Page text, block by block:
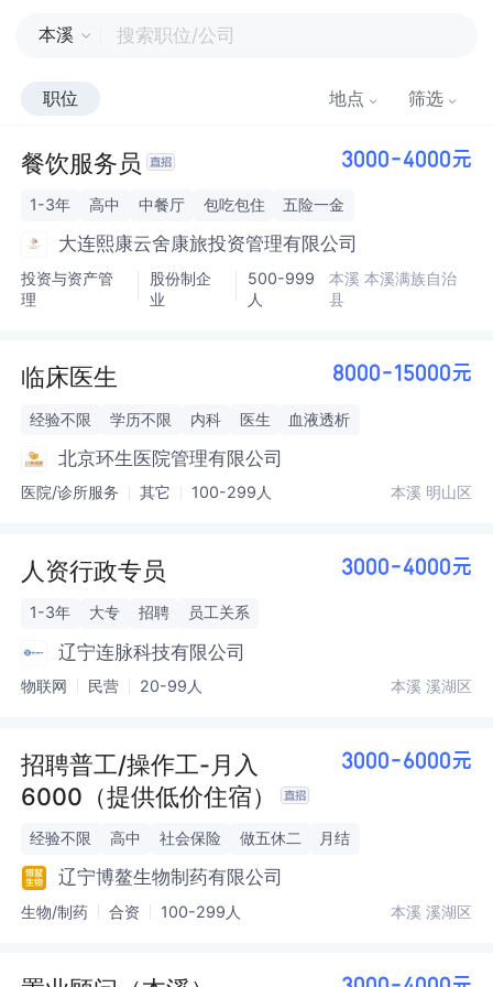
本溪
职位 地点 筛选
餐饮服务员 3000-4000元
1-3年 高中 中餐厅 包吃包住 五险一金
大连熙康云舍康旅投资管理有限公司
投资与资产管
理
股份制企
业
500-999
人
本溪 本溪满族自治
县
临床医生 8000-15000元
经验不限 学历不限 内科 医生 血液透析
北京环生医院管理有限公司
医院/诊所服务 其它 100-299人 本溪 明山区
人资行政专员 3000-4000元
1-3年 大专 招聘 员工关系
辽宁连脉科技有限公司
物联网 民营 20-99人 本溪 溪湖区
招聘普工/操作工-月入
6000（提供低价住宿）
3000-6000元
经验不限 高中 社会保险 做五休二 月结
辽宁博鳌生物制药有限公司
生物/制药 合资 100-299人 本溪 溪湖区